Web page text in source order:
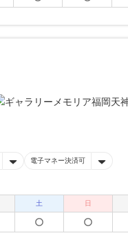
電子マネー決済可
土 日